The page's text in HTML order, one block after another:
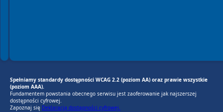
Spełniamy standardy dostępności WCAG 2.2 (poziom AA) oraz prawie wszystkie
(poziom AAA).
Fundamentem powstania obecnego serwisu jest zaoferowanie jak najszerszej
dostępności cyfrowej.
Zapoznaj się Deklaracją dostępności cyfrowej.